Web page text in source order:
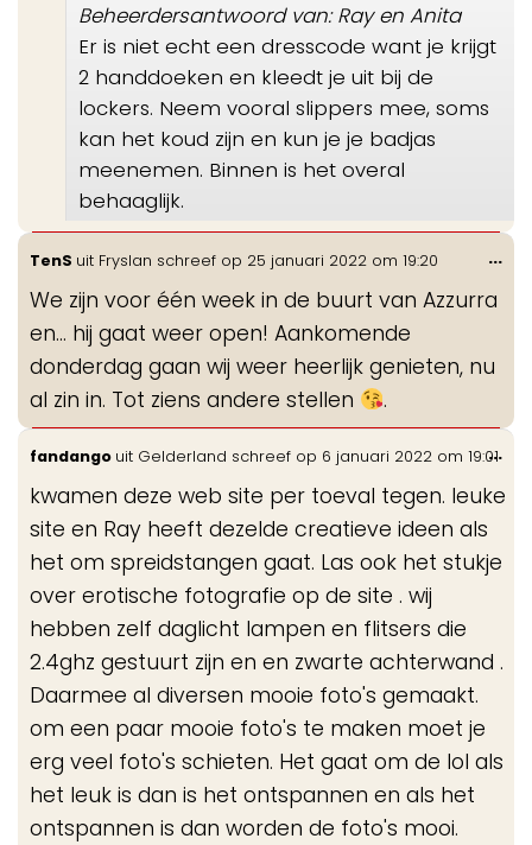
Beheerdersantwoord van: Ray en Anita
Er is niet echt een dresscode want je krijgt
2 handdoeken en kleedt je uit bij de
lockers. Neem vooral slippers mee, soms
kan het koud zijn en kun je je badjas
meenemen. Binnen is het overal
behaaglijk.
TenS uit Fryslan schreef op 25 januari 2022 om 19:20
We zijn voor één week in de buurt van Azzurra
en... hij gaat weer open! Aankomende
donderdag gaan wij weer heerlijk genieten, nu
al zin in. Tot ziens andere stellen
.
...
fandango uit Gelderland schreef op 6 januari 2022 om 19:01
kwamen deze web site per toeval tegen. leuke
site en Ray heeft dezelde creatieve ideen als
het om spreidstangen gaat. Las ook het stukje
over erotische fotografie op de site . wij
hebben zelf daglicht lampen en flitsers die
2.4ghz gestuurt zijn en en zwarte achterwand .
Daarmee al diversen mooie foto's gemaakt.
om een paar mooie foto's te maken moet je
erg veel foto's schieten. Het gaat om de lol als
het leuk is dan is het ontspannen en als het
ontspannen is dan worden de foto's mooi.
...